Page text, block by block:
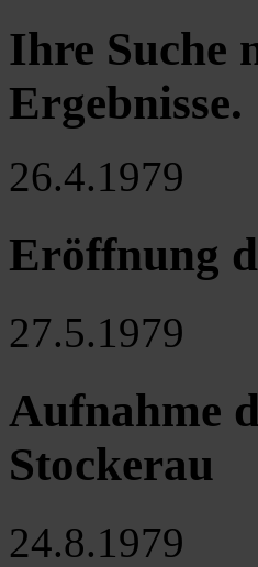
Ihre Suche
Ergebnisse.
26.4.1979
Eröffnung
27.5.1979
Aufnahme
Stockerau
24.8.1979